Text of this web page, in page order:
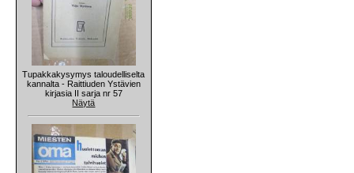
Tupakkakysymys taloudelliselta
kannalta - Raittiuden Ystävien
kirjasia II sarja nr 57
Näytä